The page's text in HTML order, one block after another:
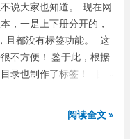
，也可以及时的释放出
物挺多，有外用的软膏
推荐10%水杨酸溶液，
皮肤，并且袪除死皮，
定的，适合自己的就是
...
。学术界也认识到牛皮
肤病会议上，专家们一
的正式学术术语。 银屑
在红斑、丘疹和斑块上
下面的皮肤结合不甚牢
都可以发生，甚至龟
说大家也知道。 现在网
，一是上下册分开的，
且都没有标签功能。 这
不方便！ 鉴于此，根据
录也制作了标签！ 图
下载地址
阅读全文 »